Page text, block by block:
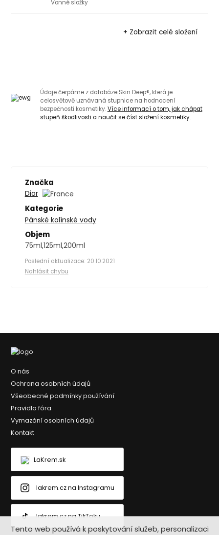
Vonné složky
+ Zobrazit celé složení
Údaje čerpáme z databáze Skin Deep®, která je
celosvětově uznávaná stupnice na hodnocení
bezpečnosti kosmetiky.Více informací o tom, jak chápat
stupeň škodlivosti a naučit se číst složení kosmetiky.
Značka
Dior
Kategorie
Pánské kolínské vody
Objem
75ml,125ml,200ml
Poslední aktualizace: 20.10.2021
Nahlásit chybu
O nás
Ochrana osobních údajů
Všeobecné podmínky používání
Pravidla fóra
Vymazání osobních údajů
Kontakt
LaKrem.sk
lakrem.cz na Instagramu
lakrem.cz na TikToku
Tento web používá k poskytování služeb, personalizaci